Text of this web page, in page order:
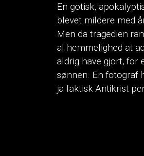
En gotisk,
blevet mildere med
Men da tragedien
al hemmelighed at
aldrig have gjort, for
sønnen. En fotograf
ja faktisk Antikrist